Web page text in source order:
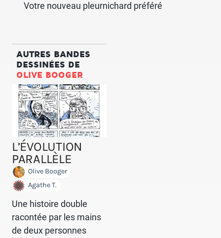
Votre nouveau pleurnichard préféré
AUTRES BANDES
DESSINÉES DE
OLIVE BOOGER
L’ÉVOLUTION
PARALLÈLE
Olive Booger
Agathe T.
Une histoire double
racontée par les mains
de deux personnes